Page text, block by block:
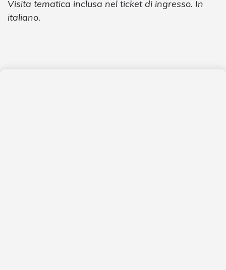
Visita tematica inclusa nel ticket di ingresso. In
italiano.